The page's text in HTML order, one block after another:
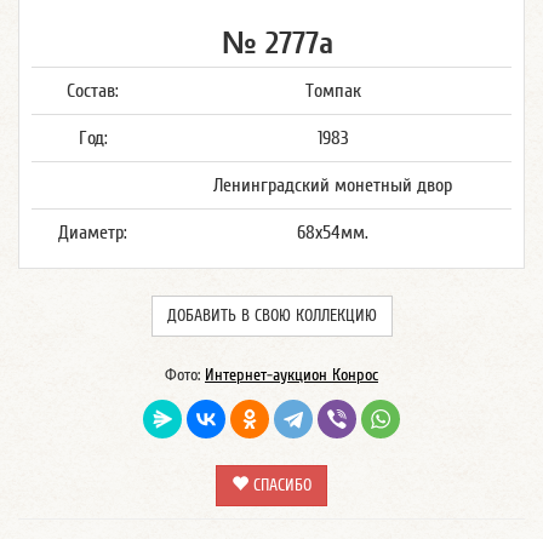
№ 2777а
Состав: Томпак
Год: 1983
Ленинградский монетный двор
Диаметр: 68x54мм.
ДОБАВИТЬ В СВОЮ КОЛЛЕКЦИЮ
Фото: Интернет-аукцион Конрос
СПАСИБО